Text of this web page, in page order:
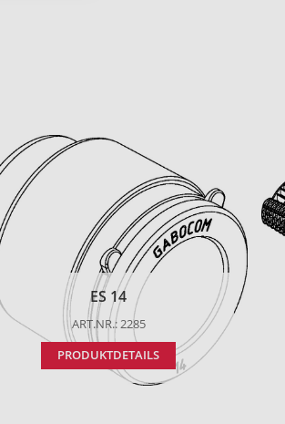
ES 14
ART.NR.: 2285
PRODUKTDETAILS